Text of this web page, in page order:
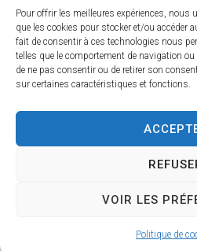
Pour offrir les meilleures expériences,
que les cookies pour stocker et/ou accéder
fait de consentir à ces technologies nous
telles que le comportement de navigation
de ne pas consentir ou de retirer son
sur certaines caractéristiques et fonctions.
VOIR LES
Politique de
Du lundi au
De 8h à 12h et
Le
De 8h à 12h et
© 2025 - Propulsé par Utopia